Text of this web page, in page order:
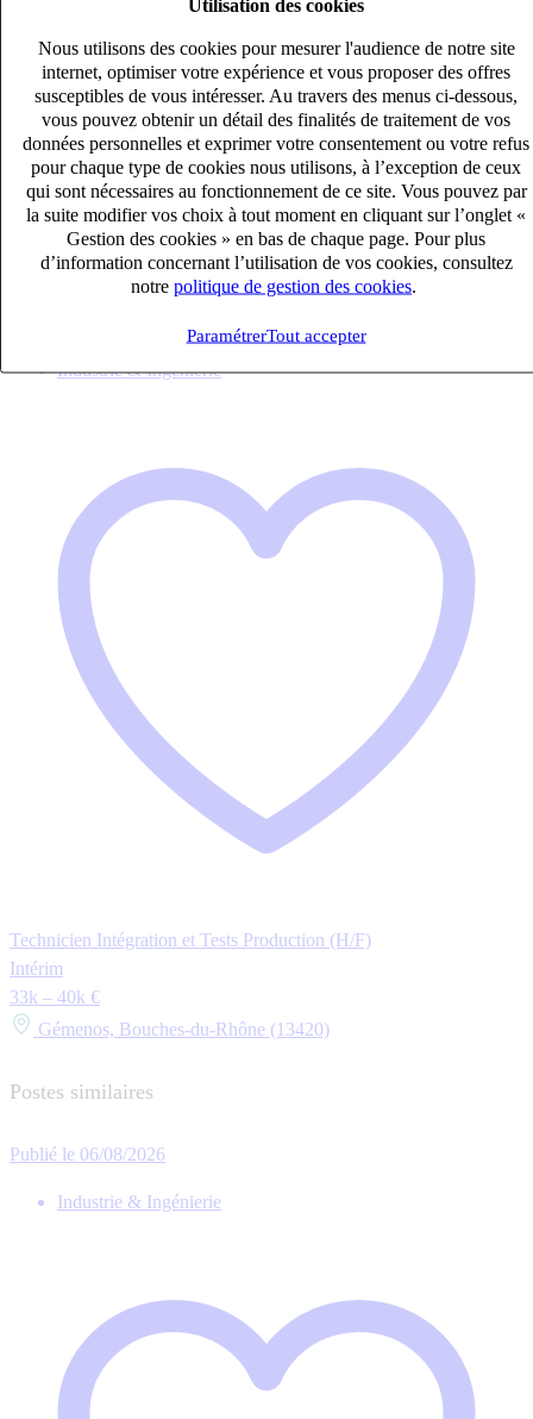
Utilisation des cookies
Nous utilisons des cookies pour mesurer l'audience de notre site
internet, optimiser votre expérience et vous proposer des offres
susceptibles de vous intéresser. Au travers des menus ci-dessous,
vous pouvez obtenir un détail des finalités de traitement de vos
données personnelles et exprimer votre consentement ou votre refus
pour chaque type de cookies nous utilisons, à l’exception de ceux
qui sont nécessaires au fonctionnement de ce site. Vous pouvez par
la suite modifier vos choix à tout moment en cliquant sur l’onglet «
Gestion des cookies » en bas de chaque page. Pour plus
d’information concernant l’utilisation de vos cookies, consultez
notre politique de gestion des cookies
ParamétrerTout accepter
Technicien Inspection Finale – Thales (H/F)
27k – 33k €
GEMENOS, Bouches-du-Rhône (13420)
Industrie & Ingénierie
Technicien Intégration et Tests Production (H/F)
Intérim
33k – 40k €
Gémenos, Bouches-du-Rhône (13420)
Postes similaires
Publié le 06/08/2026
Industrie & Ingénierie